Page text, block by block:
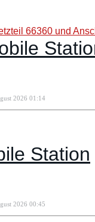
2026 01:14
Station
2026 00:45